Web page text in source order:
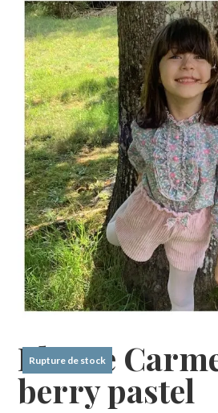
Blouse
berry pastel
Rupture de stock